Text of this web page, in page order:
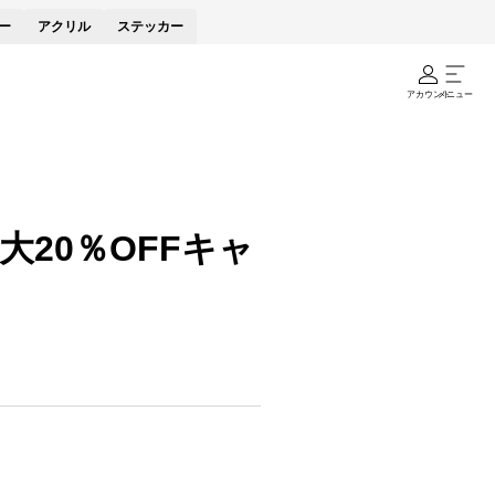
アクリル ステッカー
アカウントメニュー
20％OFFキャ